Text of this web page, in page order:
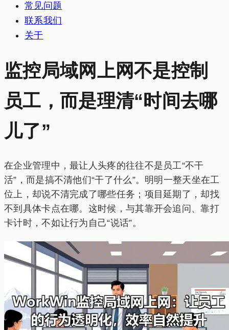
常见问题
联系我们
关于
监控局域网上网不是控制
员工，而是理清“时间去哪
儿了”
在企业管理中，最让人头疼的往往不是员工“不干
活”，而是搞不清他们“干了什么”。明明一整天坐在工
位上，却说不清完成了哪些任务；项目延期了，却找
不到具体卡点在哪。这时候，与其靠开会追问、靠打
卡计时，不如让行为自己“说话”。